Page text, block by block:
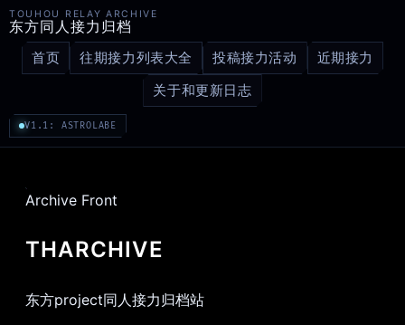
TOUHOU RELAY ARCHIVE
东方同人接力归档
首页 往期接力列表大全 投稿接力活动
近期接力
关于和更新日志
V1.1: ASTROLABE
Archive Front
THARCHIVE
东方project同人接力归档站